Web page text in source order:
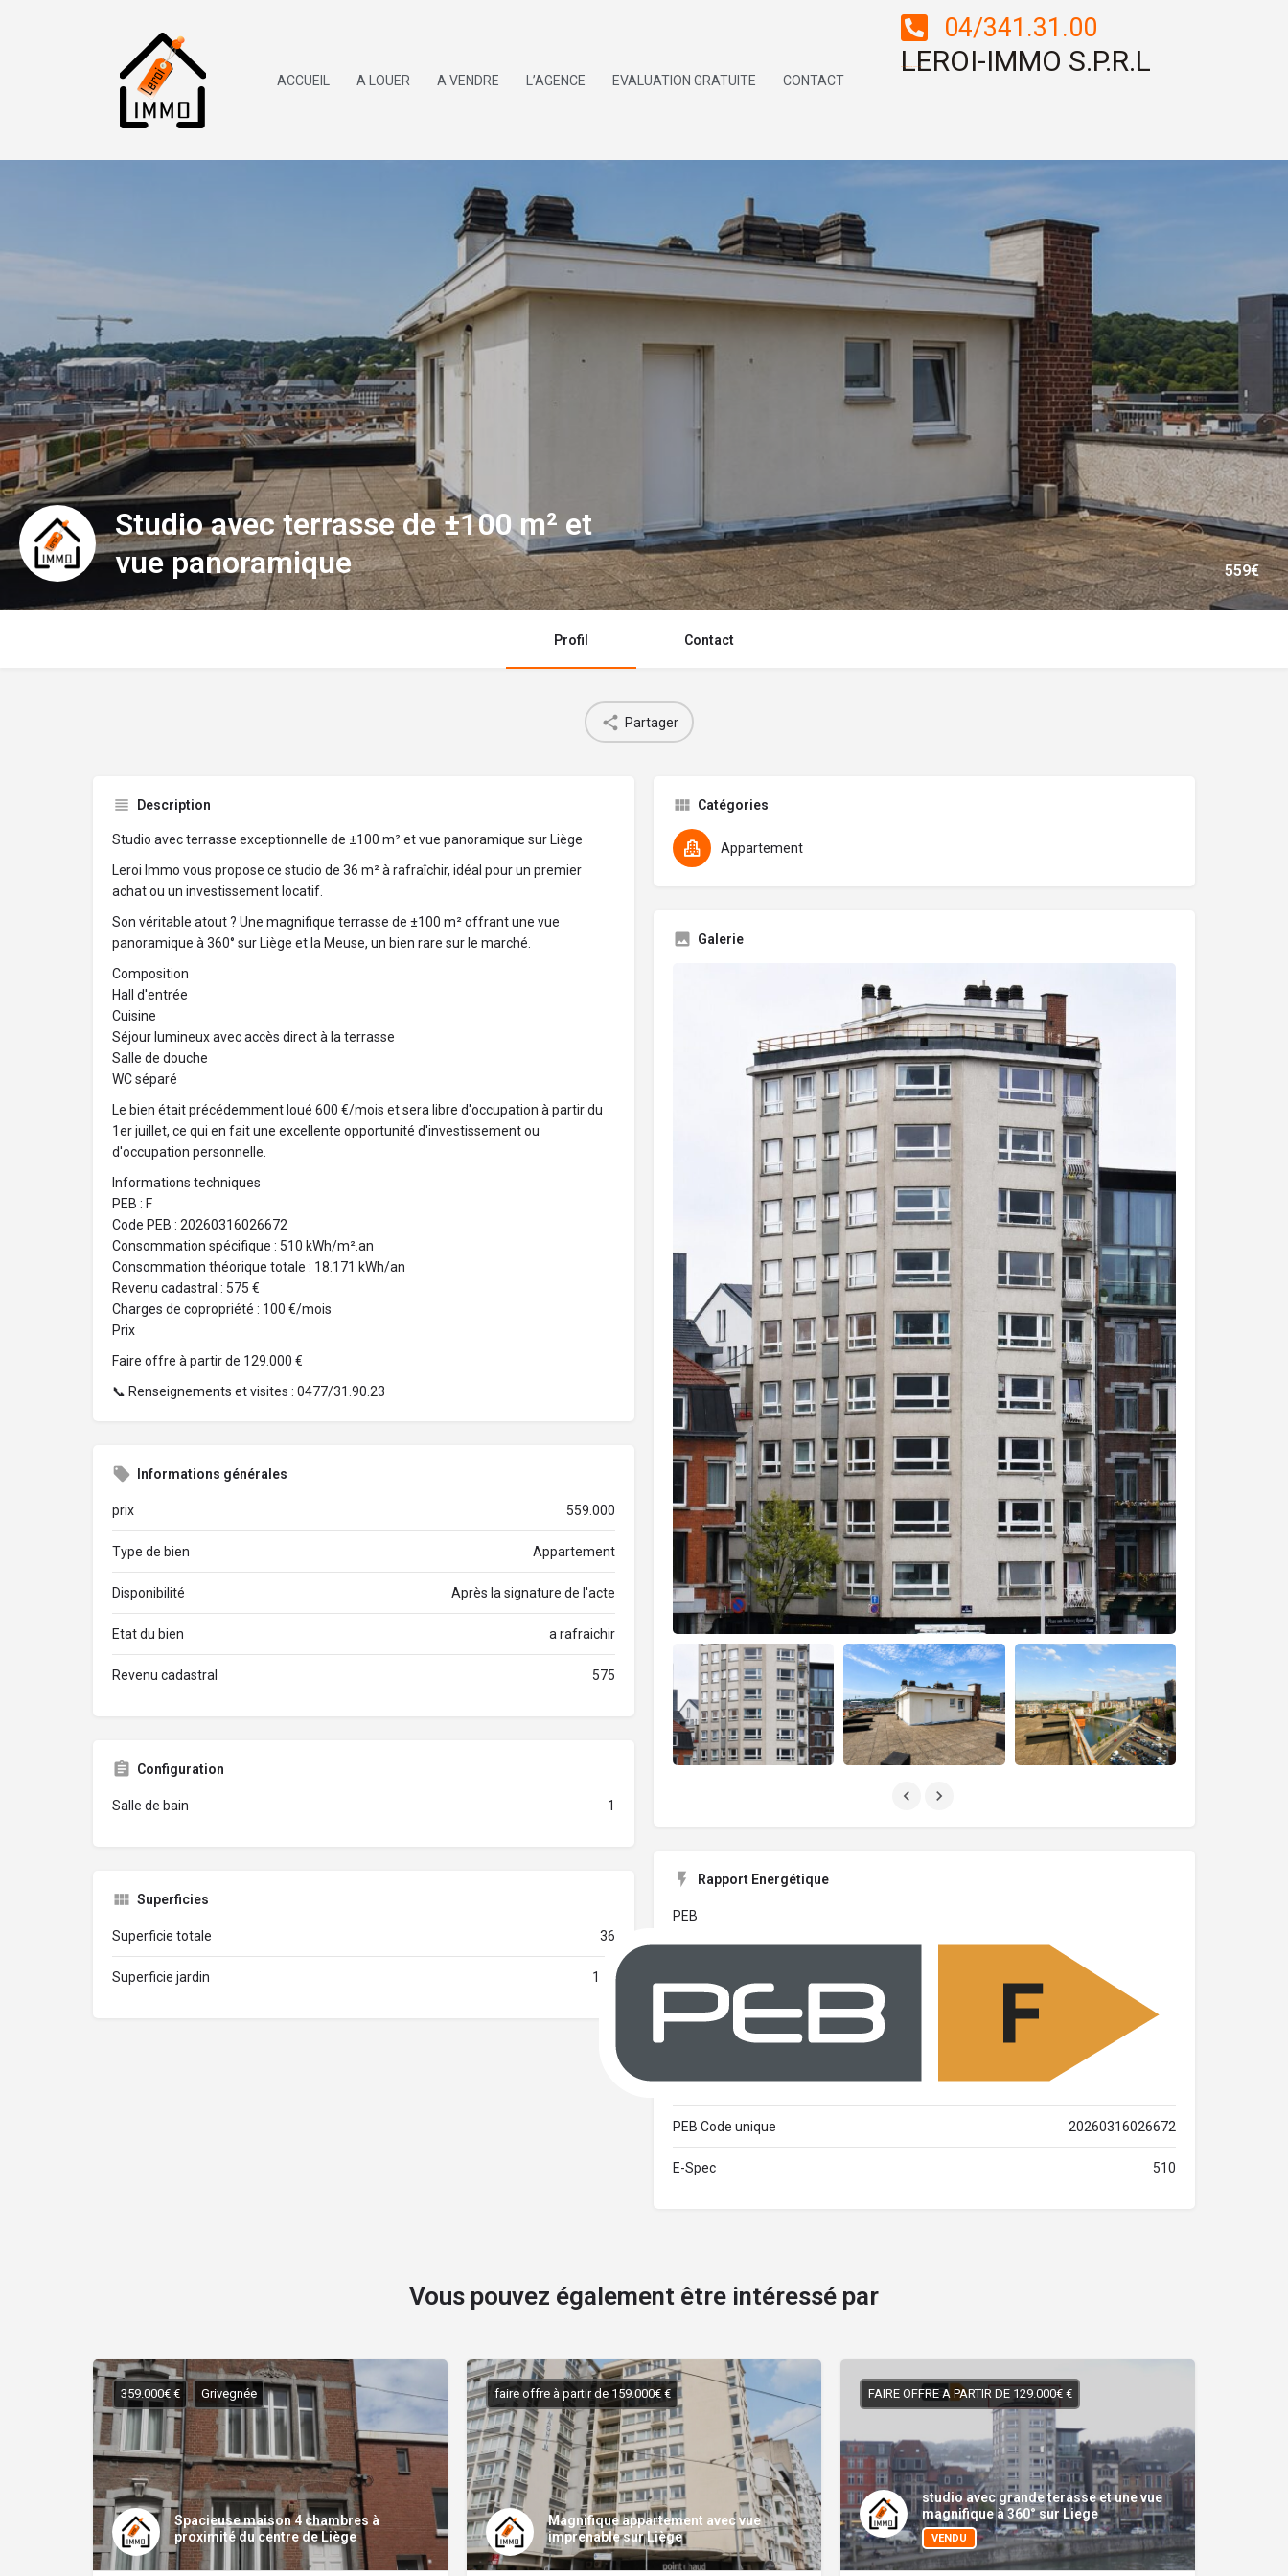
ACCUEIL A LOUER A VENDRE L’AGENCE EVALUATION GRATUITE CONTACT
04/341.31.00
LEROI-IMMO S.P.R.L
Studio avec terrasse de ±100 m² et
vue panoramique
559€
Profil Contact
Partager
Description
Studio avec terrasse exceptionnelle de ±100 m² et vue panoramique sur Liège
Leroi Immo vous propose ce studio de 36 m² à rafraîchir, idéal pour un premier
achat ou un investissement locatif.
Son véritable atout ? Une magnifique terrasse de ±100 m² offrant une vue
panoramique à 360° sur Liège et la Meuse, un bien rare sur le marché.
Composition
Hall d'entrée
Cuisine
Séjour lumineux avec accès direct à la terrasse
Salle de douche
WC séparé
Le bien était précédemment loué 600 €/mois et sera libre d'occupation à partir du
1er juillet, ce qui en fait une excellente opportunité d'investissement ou
d'occupation personnelle.
Informations techniques
PEB : F
Code PEB : 20260316026672
Consommation spécifique : 510 kWh/m².an
Consommation théorique totale : 18.171 kWh/an
Revenu cadastral : 575 €
Charges de copropriété : 100 €/mois
Prix
Faire offre à partir de 129.000 €
📞 Renseignements et visites : 0477/31.90.23
Informations générales
prix 559.000
Type de bien Appartement
Disponibilité Après la signature de l'acte
Etat du bien a rafraichir
Revenu cadastral 575
Configuration
Salle de bain 1
Superficies
Superficie totale 36
Superficie jardin 100
Catégories
Appartement
Galerie
Rapport Energétique
PEB
PEB Code unique 20260316026672
E-Spec 510
Vous pouvez également être intéressé par
Spacieuse maison 4 chambres à
proximité du centre de Liège
359.000€ € Grivegnée
Magnifique appartement avec vue
imprenable sur Liège
faire offre à partir de 159.000€ €
studio avec grande terasse et une vue
magnifique à 360° sur Liege
VENDU
FAIRE OFFRE A PARTIR DE 129.000€ €